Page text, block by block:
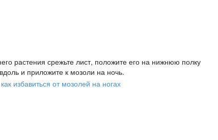
растения срежьте лист, положите его на нижнюю полку
и приложите к мозоли на ночь.